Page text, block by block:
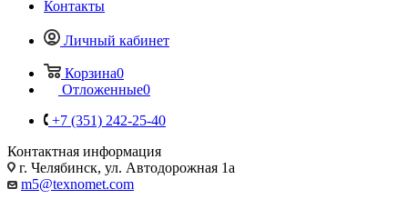
Контакты
Личный кабинет
Корзина0
Отложенные0
+7 (351) 242-25-40
Контактная информация
г. Челябинск, ул. Автодорожная 1а
m5@texnomet.com